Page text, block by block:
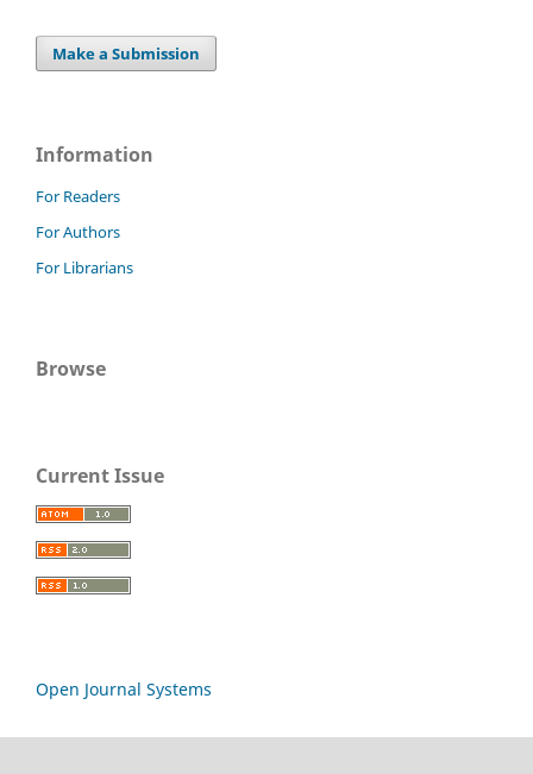
Make a Submission
Information
For Readers
For Authors
For Librarians
Browse
Current Issue
Open Journal Systems